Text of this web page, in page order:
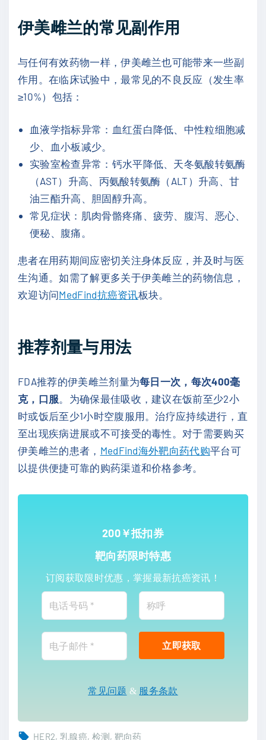
伊美雌兰的常见副作用
与任何有效药物一样，伊美雌兰也可能带来一些副
作用。在临床试验中，最常见的不良反应（发生率
≥10%）包括：
血液学指标异常：血红蛋白降低、中性粒细胞减
少、血小板减少。
实验室检查异常：钙水平降低、天冬氨酸转氨酶
（AST）升高、丙氨酸转氨酶（ALT）升高、甘
油三酯升高、胆固醇升高。
常见症状：肌肉骨骼疼痛、疲劳、腹泻、恶心、
便秘、腹痛。
患者在用药期间应密切关注身体反应，并及时与医
生沟通。如需了解更多关于伊美雌兰的药物信息，
欢迎访问MedFind抗癌资讯板块。
推荐剂量与用法
FDA推荐的伊美雌兰剂量为每日一次，每次400毫
克，口服。为确保最佳吸收，建议在饭前至少2小
时或饭后至少1小时空腹服用。治疗应持续进行，直
至出现疾病进展或不可接受的毒性。对于需要购买
伊美雌兰的患者， MedFind海外靶向药代购平台可
以提供便捷可靠的购药渠道和价格参考。
200￥抵扣券
靶向药限时特惠
订阅获取限时优惠，掌握最新抗癌资讯！
常见问题 & 服务条款
HER2 乳腺癌 检测 靶向药